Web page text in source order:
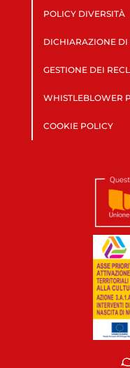
POLICY DIVERSITÀ
DICHIARAZIONE DI
GESTIONE DEI
WHISTLEBLOWER
COOKIE POLICY